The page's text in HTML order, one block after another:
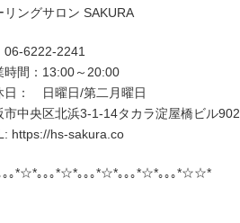
リングサロン SAKURA
6222-2241
時間：13:00～20:00
日： 日曜日/第二月曜日
市中央区北浜3-1-14タカラ淀屋橋ビル902
https://hs-sakura.co
｡*☆*｡｡｡*☆*｡｡｡*☆*｡｡｡*☆*｡｡｡*☆☆*